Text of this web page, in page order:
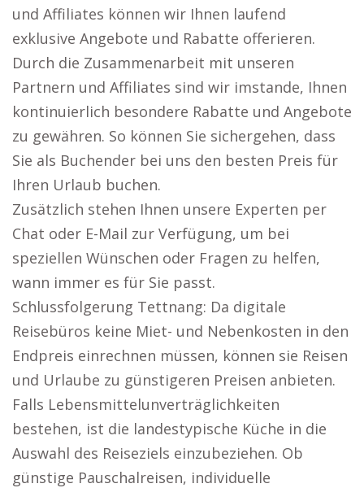
und Affiliates können wir Ihnen laufend
exklusive Angebote und Rabatte offerieren.
Durch die Zusammenarbeit mit unseren
Partnern und Affiliates sind wir imstande, Ihnen
kontinuierlich besondere Rabatte und Angebote
zu gewähren. So können Sie sichergehen, dass
Sie als Buchender bei uns den besten Preis für
Ihren Urlaub buchen.
Zusätzlich stehen Ihnen unsere Experten per
Chat oder E-Mail zur Verfügung, um bei
speziellen Wünschen oder Fragen zu helfen,
wann immer es für Sie passt.
Schlussfolgerung Tettnang: Da digitale
Reisebüros keine Miet- und Nebenkosten in den
Endpreis einrechnen müssen, können sie Reisen
und Urlaube zu günstigeren Preisen anbieten.
Falls Lebensmittelunverträglichkeiten
bestehen, ist die landestypische Küche in die
Auswahl des Reiseziels einzubeziehen. Ob
günstige Pauschalreisen, individuelle